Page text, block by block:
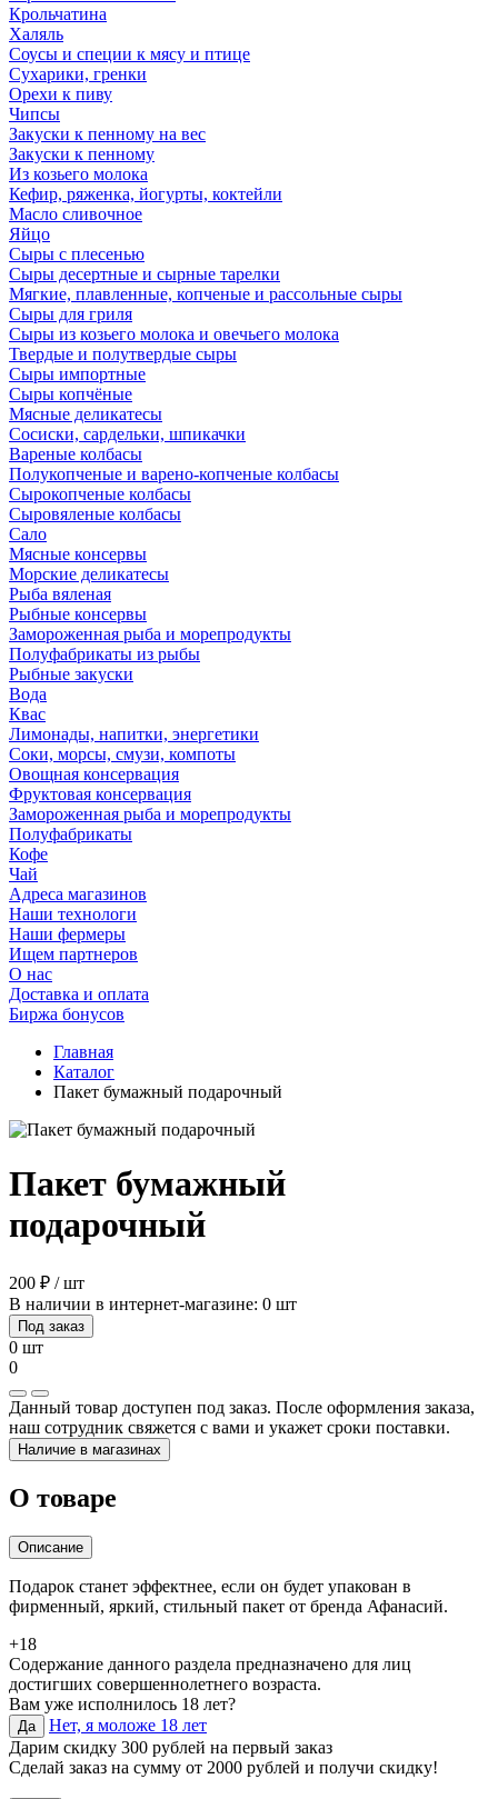
Крольчатина
Халяль
Соусы и специи к мясу и птице
Сухарики, гренки
Орехи к пиву
Чипсы
Закуски к пенному на вес
Закуски к пенному
Из козьего молока
Кефир, ряженка, йогурты, коктейли
Масло сливочное
Яйцо
Сыры с плесенью
Сыры десертные и сырные тарелки
Мягкие, плавленные, копченые и рассольные сыры
Сыры для гриля
Сыры из козьего молока и овечьего молока
Твердые и полутвердые сыры
Сыры импортные
Сыры копчёные
Мясные деликатесы
Сосиски, сардельки, шпикачки
Вареные колбасы
Полукопченые и варено-копченые колбасы
Сырокопченые колбасы
Сыровяленые колбасы
Сало
Мясные консервы
Морские деликатесы
Рыба вяленая
Рыбные консервы
Замороженная рыба и морепродукты
Полуфабрикаты из рыбы
Рыбные закуски
Вода
Квас
Лимонады, напитки, энергетики
Соки, морсы, смузи, компоты
Овощная консервация
Фруктовая консервация
Замороженная рыба и морепродукты
Полуфабрикаты
Кофе
Чай
Адреса магазинов
Наши технологи
Наши фермеры
Ищем партнеров
О нас
Доставка и оплата
Биржа бонусов
Главная
Каталог
Пакет бумажный подарочный
Пакет бумажный
подарочный
200 ₽ / шт
В наличии в интернет-магазине: 0 шт
Под заказ
0 шт
0
Данный товар доступен под заказ. После оформления заказа,
наш сотрудник свяжется с вами и укажет сроки поставки.
Наличие в магазинах
О товаре
Описание
Подарок станет эффектнее, если он будет упакован в
фирменный, яркий, стильный пакет от бренда Афанасий.
+18
Содержание данного раздела предназначено для лиц
достигших совершеннолетнего возраста.
Вам уже исполнилось 18 лет?
Да
Нет, я моложе 18 лет
Дарим скидку 300 рублей на первый заказ
Сделай заказ на сумму от 2000 рублей и получи скидку!